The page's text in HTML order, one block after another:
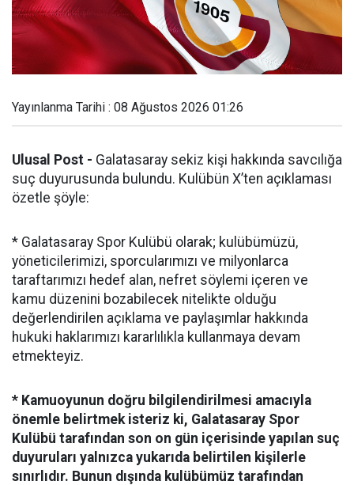
Yayınlanma Tarihi : 08 Ağustos 2026 01:26
Ulusal Post - Galatasaray sekiz kişi hakkında savcılığa
suç duyurusunda bulundu. Kulübün X’ten açıklaması
özetle şöyle:
* Galatasaray Spor Kulübü olarak; kulübümüzü,
yöneticilerimizi, sporcularımızı ve milyonlarca
taraftarımızı hedef alan, nefret söylemi içeren ve
kamu düzenini bozabilecek nitelikte olduğu
değerlendirilen açıklama ve paylaşımlar hakkında
hukuki haklarımızı kararlılıkla kullanmaya devam
etmekteyiz.
* Kamuoyunun doğru bilgilendirilmesi amacıyla
önemle belirtmek isteriz ki, Galatasaray Spor
Kulübü tarafından son on gün içerisinde yapılan suç
duyuruları yalnızca yukarıda belirtilen kişilerle
sınırlıdır. Bunun dışında kulübümüz tarafından